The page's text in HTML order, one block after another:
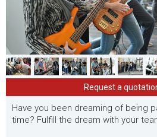
Request a
Have you been dreaming of being
time? Fulfill the dream with your